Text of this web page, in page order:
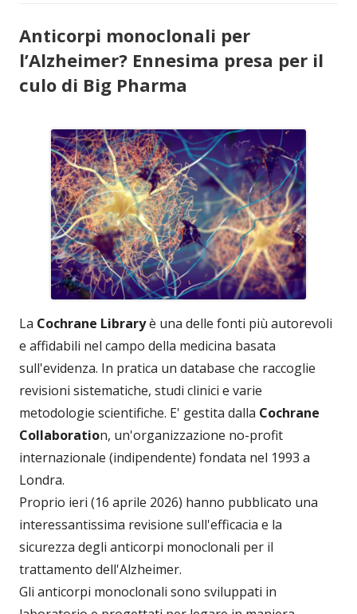
Anticorpi monoclonali per
l’Alzheimer? Ennesima presa per il
culo di Big Pharma
La Cochrane Libraryè una delle fonti più autorevoli
e affidabili nel campo della medicina basata
sull'evidenza. In pratica un database che raccoglie
revisioni sistematiche, studi clinici e varie
metodologie scientifiche. E' gestita dalla Cochrane
Collaboration, un'organizzazione no-profit
internazionale (indipendente) fondata nel 1993 a
Londra.
Proprio ieri (16 aprile 2026) hanno pubblicato una
interessantissima revisione sull'efficacia e la
sicurezza degli anticorpi monoclonali per il
trattamento dell'Alzheimer.
Gli anticorpi monoclonali sono sviluppati in